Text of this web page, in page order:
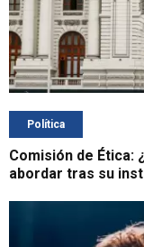
Política
Comisión de Ética:
abordar tras su